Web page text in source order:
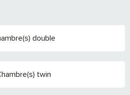
double
twin